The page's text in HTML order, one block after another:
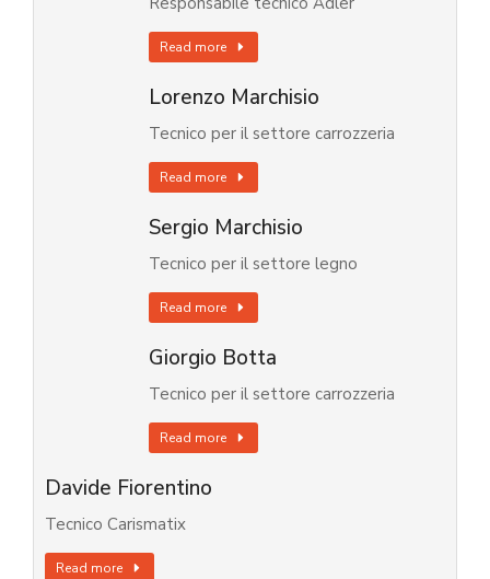
Read more
Lorenzo Marchisio
Tecnico per il settore carrozzeria
Read more
Sergio Marchisio
Tecnico per il settore legno
Read more
Giorgio Botta
Tecnico per il settore carrozzeria
Read more
Davide Fiorentino
Tecnico Carismatix
Read more